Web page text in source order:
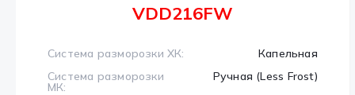
VDD216FW
Система разморозки ХК:
Капельная
Система разморозки
МК:
Ручная (Less Frost)